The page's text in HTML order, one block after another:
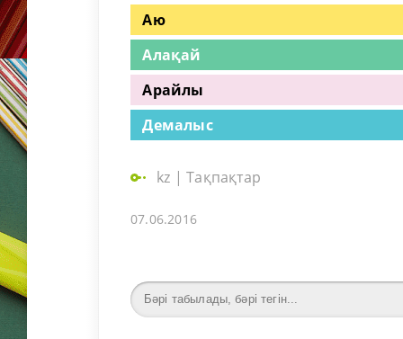
Аю
Алақай
Арайлы
Демалыс
kz |Тақпақтар
07.06.2016